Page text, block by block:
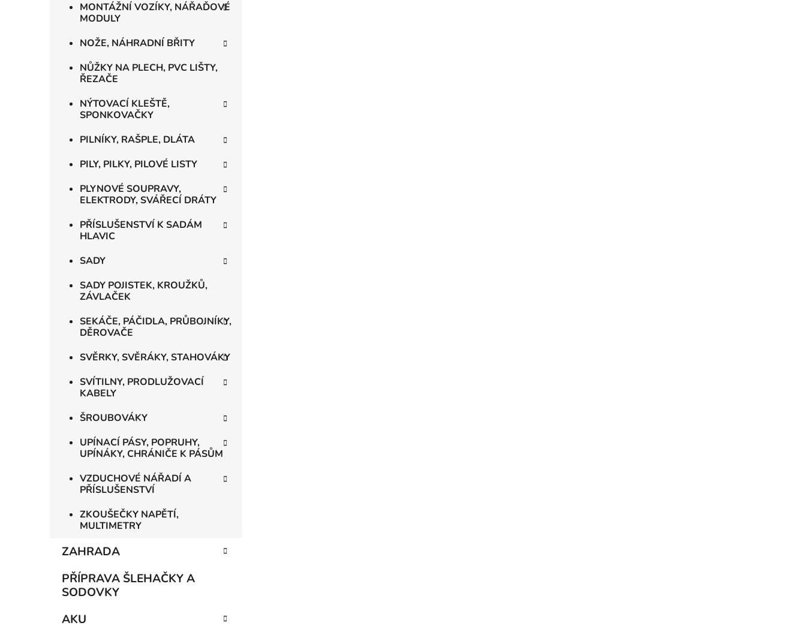
MONTÁŽNÍ VOZÍKY, NÁŘAĎOVÉ
MODULY
NOŽE, NÁHRADNÍ BŘITY
NŮŽKY NA PLECH, PVC LIŠTY,
ŘEZAČE
NÝTOVACÍ KLEŠTĚ,
SPONKOVAČKY
PILNÍKY, RAŠPLE, DLÁTA
PILY, PILKY, PILOVÉ LISTY
PLYNOVÉ SOUPRAVY,
ELEKTRODY, SVÁŘECÍ DRÁTY
PŘÍSLUŠENSTVÍ K SADÁM
HLAVIC
SADY
SADY POJISTEK, KROUŽKŮ,
ZÁVLAČEK
SEKÁČE, PÁČIDLA, PRŮBOJNÍKY,
DĚROVAČE
SVĚRKY, SVĚRÁKY, STAHOVÁKY
SVÍTILNY, PRODLUŽOVACÍ
KABELY
ŠROUBOVÁKY
UPÍNACÍ PÁSY, POPRUHY,
UPÍNÁKY, CHRÁNIČE K PÁSŮM
VZDUCHOVÉ NÁŘADÍ A
PŘÍSLUŠENSTVÍ
ZKOUŠEČKY NAPĚTÍ,
MULTIMETRY
ZAHRADA
PŘÍPRAVA ŠLEHAČKY A
SODOVKY
AKU